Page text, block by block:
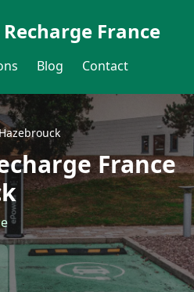
France
Blog Contact
France